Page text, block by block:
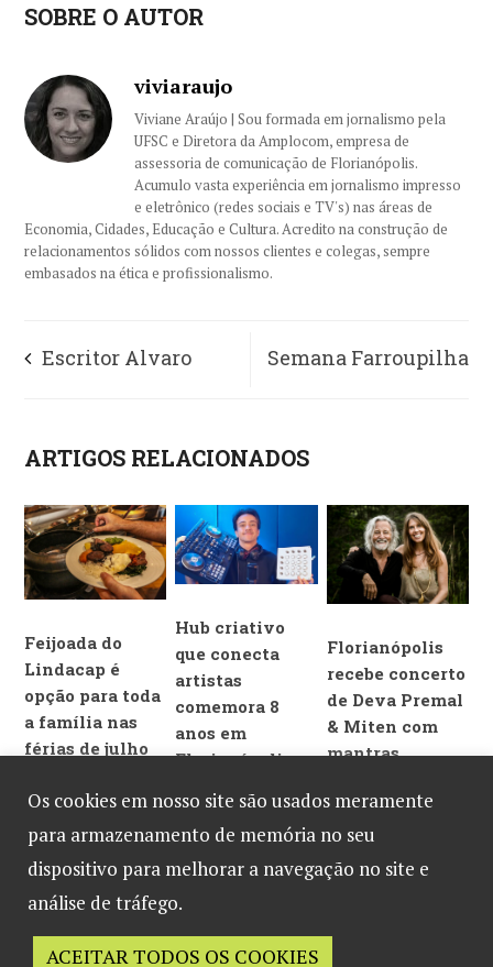
SOBRE O AUTOR
viviaraujo
Viviane Araújo | Sou formada em jornalismo pela
UFSC e Diretora da Amplocom, empresa de
assessoria de comunicação de Florianópolis.
Acumulo vasta experiência em jornalismo impresso
e eletrônico (redes sociais e TV's) nas áreas de
Economia, Cidades, Educação e Cultura. Acredito na construção de
relacionamentos sólidos com nossos clientes e colegas, sempre
embasados na ética e profissionalismo.
Escritor Alvaro
no Conecta+ 2025
Semana Farroupilha
gaúcha com música e
dança
ARTIGOS RELACIONADOS
Feijoada do
Lindacap é
opção para toda
a família nas
férias de julho
Florianópolis
Hub criativo
que conecta
artistas
comemora 8
anos em
Florianópolis
Florianópolis
recebe concerto
de Deva Premal
& Miten com
mantras
Os cookies em nosso site são usados meramente
para armazenamento de memória no seu
dispositivo para melhorar a navegação no site e
análise de tráfego.
ACEITAR TODOS OS COOKIES